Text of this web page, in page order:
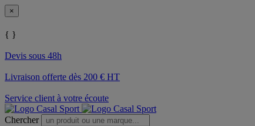
×
{ }
Devis sous 48h
Livraison offerte dès 200 € HT
Service client à votre écoute
Chercher